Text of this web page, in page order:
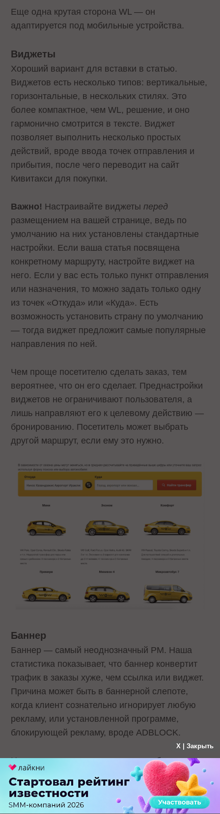
Еще одна крутая сторона WL — он
адаптируется под мобильные устройства.
Виджеты
Хороший вариант для вставки в статью.
Виджетов есть несколько типов: вертикальные,
горизонтальные, в нескольких стилях. Это
более компактное, чем WL, решение, и оно
гармонично смотрится в тексте. Виджет
позволяет выполнить несколько простых
действий, вроде ввода точек отправления и
прибытия, после чего переводит на сайт
Кивитакси для покупки.
Важно! Настраивайте виджетыперед
размещением на вашей странице, ведь по
умолчанию на них установлены стандартные
настройки. Если ваша статья посвящена
конкретному маршруту, настройте виджет на
него. Если у вас есть только пункт отправления
или назначения, то можно задать только одну
из точек «Откуда» или «Куда». Есть
возможность установить страну по умолчанию
— тогда виджет предложит самые популярные
направления по ней.
Чем проще посетителю сделать заказ, тем
вероятнее, что он его сделает. Преднастройки
виджетов не ограничивают пользователя, а
лишь направляют его к целевому действию —
бронированию. Посетитель может выбрать
другой маршрут, если ему это нужно.
Баннер
Баннер — самый неоднозначный РМ. Наша
статистика показывает, что баннер конвертит
трафик в заказы хуже, чем ссылка или виджет.
Причина может быть в баннерной слепоте,
когда клиент сознательно игнорирует любую
рекламу, или установленной программе,
блокирующей рекламу, вроде ADBLOCK.
Но, между тем, если использовать баннер в
совокупности со ссылкой, вы можете создать
собственный РМ, например сочетающийся со
стилем вашего сайта.
X | Закрыть